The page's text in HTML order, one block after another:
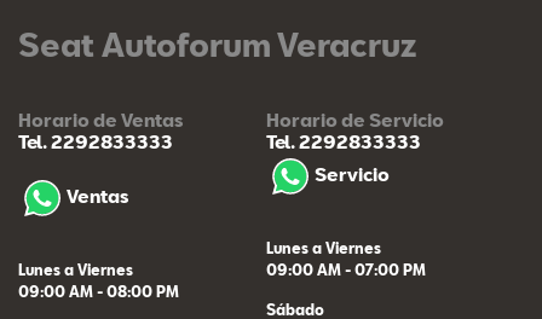
Seat Autoforum Veracruz
Horario de Ventas
Tel. 2292833333
Ventas
Lunes a Viernes
09:00 AM - 08:00 PM
Horario de Servicio
Tel. 2292833333
Servicio
Lunes a Viernes
09:00 AM - 07:00 PM
Sábado